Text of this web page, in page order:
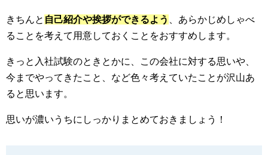
きちんと 自己紹介や挨拶ができるよう
、あらかじめしゃべ
ることを考えて用意しておくことをおすすめします。
きっと入社試験のときとかに、この会社に対する思いや、
今までやってきたこと、など色々考えていたことが沢山あ
ると思います。
思いが濃いうちにしっかりまとめておきましょう！